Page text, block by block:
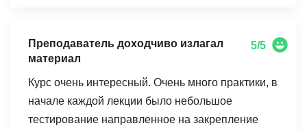
несколько секунд понимал, что за ошибка
возникла и тут же ее искоренял.) Он был для
меня, нас не просто учителем, но еще и
отличным коллегой и я рад, что встречусь с ним
в конце обучения еще раз, а может и не раз и да
Преподаватель доходчиво излагал
материал
5/5
Курс очень интересный. Очень много практики, в
начале каждой лекции было небольшое
тестирование направленное на закрепление